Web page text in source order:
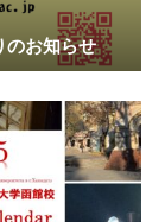
のお知らせ